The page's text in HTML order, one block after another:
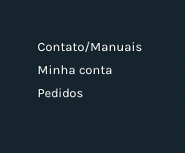
Contato/Manuais
Minha conta
Pedidos